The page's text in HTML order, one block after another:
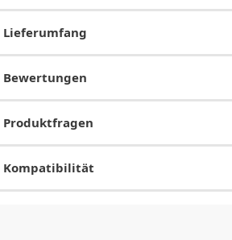
Lieferumfang
Bewertungen
Produktfragen
Kompatibilität